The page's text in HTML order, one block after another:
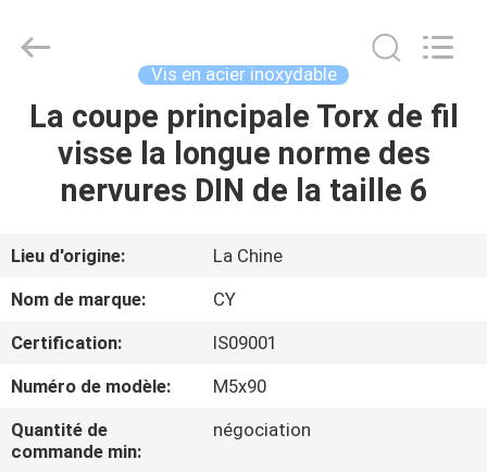
MAISON
PRODUITS
AU
SUJET
DE
VISITE
Chaoyi
Fastener.
Reserved.
Vis en acier inoxydable
La coupe principale Torx de fil
visse la longue norme des
nervures DIN de la taille 6
Lieu d'origine:
La Chine
Nom de marque:
CY
Certification:
IS09001
Numéro de modèle:
M5x90
Quantité de
commande min:
négociation